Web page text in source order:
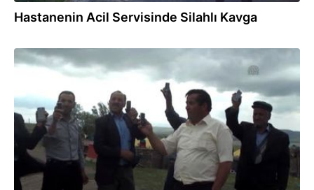
Hastanenin Acil Servisinde Silahlı Kavga
17.06.2015